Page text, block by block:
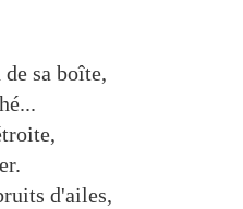
sa boîte,
d'ailes,